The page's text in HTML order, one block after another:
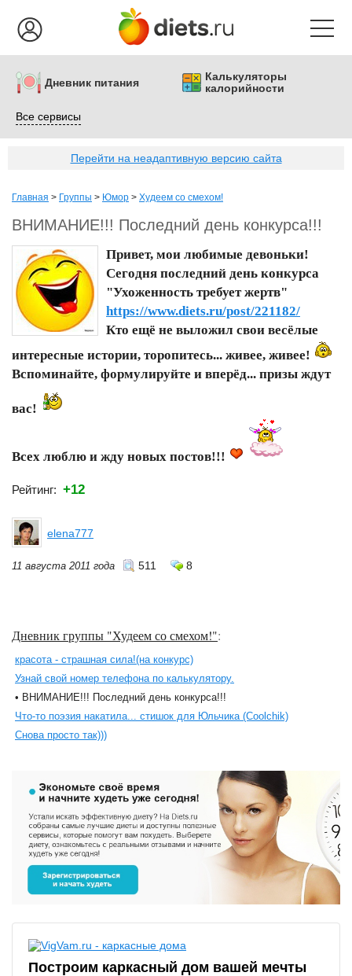
Дневник питания
Калькуляторы
калорийности
Все сервисы
Перейти на неадаптивную версию сайта
Главная > Группы > Юмор > Худеем со смехом!
ВНИМАНИЕ!!! Последний день конкурса!!!
Привет, мои любимые девоньки!
Сегодня последний день конкурса
"Ухоженность требует жертв"
https://www.diets.ru/post/221182/
Кто ещё не выложил свои весёлые
интересные истории, торопитесь... живее, живее!
Вспоминайте, формулируйте и вперёд... призы ждут
вас!
Всех люблю и жду новых постов!!!
Рейтинг: +12
elena777
11 августа 2011 года 511 8
Дневник группы "Худеем со смехом!":
красота - страшная сила!(на конкурс)
Узнай свой номер телефона по калькулятору.
• ВНИМАНИЕ!!! Последний день конкурса!!!
Что-то поэзия накатила... стишок для Юльчика (Coolchik)
Снова просто так)))
Построим каркасный дом вашей мечты